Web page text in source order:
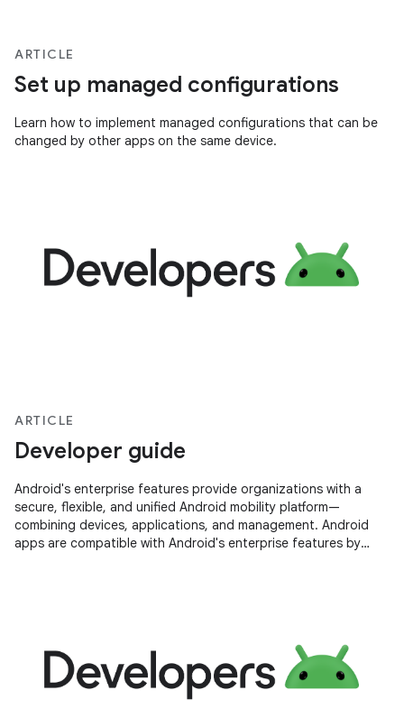
ARTICLE
Set up managed configurations
Learn how to implement managed configurations that can be
changed by other apps on the same device.
ARTICLE
Developer guide
Android's enterprise features provide organizations with a
secure, flexible, and unified Android mobility platform—
combining devices, applications, and management. Android
apps are compatible with Android's enterprise features by